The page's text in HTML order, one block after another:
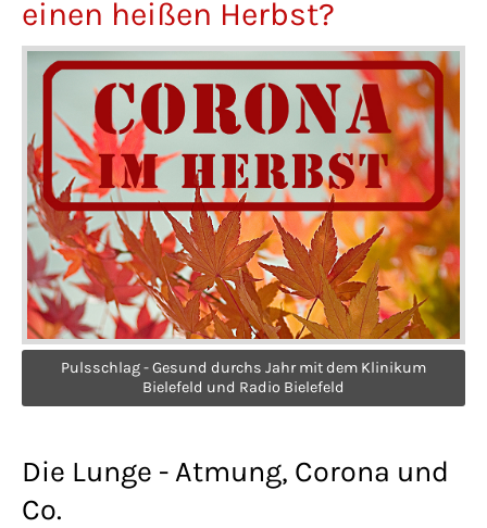
24h/ 365days
We offer support for our customers
Mon - Fri 8:00am - 5:00pm(GMT +1)
Get in touch
Cybersteel Inc.
376-293 City Road, Suite 600
San Francisco, CA 94102
Have any questions?
+44 1234 567 890
einen heißen Herbst?
Pulsschlag - Gesund durchs Jahr mit dem Klinikum
Bielefeld und Radio Bielefeld
Die Lunge - Atmung, Corona und
Co.